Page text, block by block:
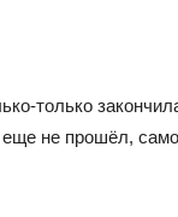
только
еще не прошёл,